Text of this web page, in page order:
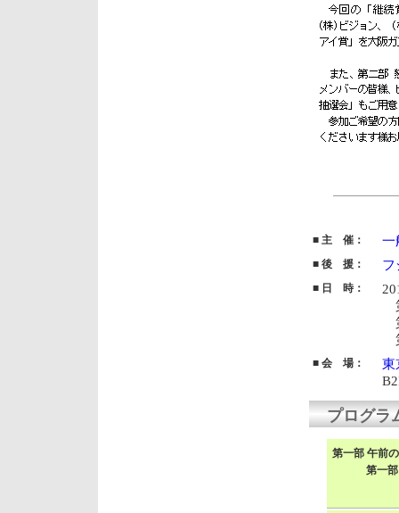
■ 主 催： 一
■ 後 援： フ
■ 日 時：
■ 会 場：
東
プログラ
第一部 午前
第一